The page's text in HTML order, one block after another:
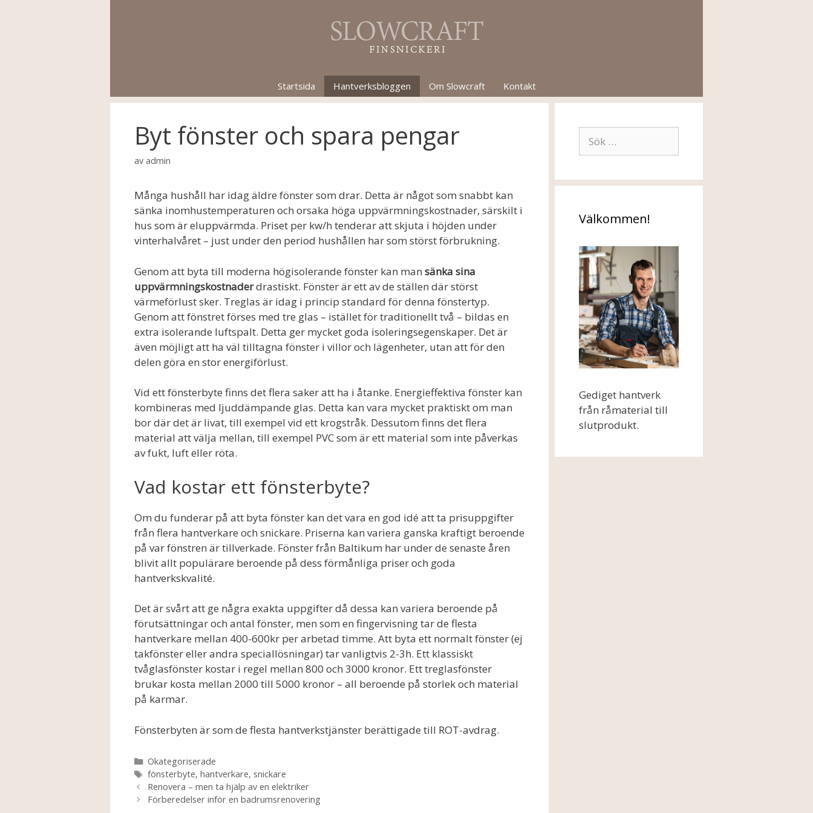
Startsida Hantverksbloggen Om Slowcraft Kontakt
Byt fönster och spara pengar
av admin
Många hushåll har idag äldre fönster som drar. Detta är något som snabbt kan
sänka inomhustemperaturen och orsaka höga uppvärmningskostnader, särskilt i
hus som är eluppvärmda. Priset per kw/h tenderar att skjuta i höjden under
vinterhalvåret – just under den period hushållen har som störst förbrukning.
Genom att byta till moderna högisolerande fönster kan man sänka sina
uppvärmningskostnaderdrastiskt. Fönster är ett av de ställen där störst
värmeförlust sker. Treglas är idag i princip standard för denna fönstertyp.
Genom att fönstret förses med tre glas – istället för traditionellt två – bildas en
extra isolerande luftspalt. Detta ger mycket goda isoleringsegenskaper. Det är
även möjligt att ha väl tilltagna fönster i villor och lägenheter, utan att för den
delen göra en stor energiförlust.
Vid ett fönsterbyte finns det flera saker att ha i åtanke. Energieffektiva fönster kan
kombineras med ljuddämpande glas. Detta kan vara mycket praktiskt om man
bor där det är livat, till exempel vid ett krogstråk. Dessutom finns det flera
material att välja mellan, till exempel PVC som är ett material som inte påverkas
av fukt, luft eller röta.
Vad kostar ett fönsterbyte?
Om du funderar på att byta fönster kan det vara en god idé att ta prisuppgifter
från flera hantverkare och snickare. Priserna kan variera ganska kraftigt beroende
på var fönstren är tillverkade. Fönster från Baltikum har under de senaste åren
blivit allt populärare beroende på dess förmånliga priser och goda
hantverkskvalité.
Det är svårt att ge några exakta uppgifter då dessa kan variera beroende på
förutsättningar och antal fönster, men som en fingervisning tar de flesta
hantverkare mellan 400-600kr per arbetad timme. Att byta ett normalt fönster (ej
takfönster eller andra speciallösningar) tar vanligtvis 2-3h. Ett klassiskt
tvåglasfönster kostar i regel mellan 800 och 3000 kronor. Ett treglasfönster
brukar kosta mellan 2000 till 5000 kronor – all beroende på storlek och material
på karmar.
Fönsterbyten är som de flesta hantverkstjänster berättigade till ROT-avdrag.
Kategorier
Okategoriserade
Etiketter
fönsterbyte, hantverkare, snickare
Renovera – men ta hjälp av en elektriker
Förberedelser inför en badrumsrenovering
efter:
Välkommen!
Gediget hantverk
från råmaterial till
slutprodukt.